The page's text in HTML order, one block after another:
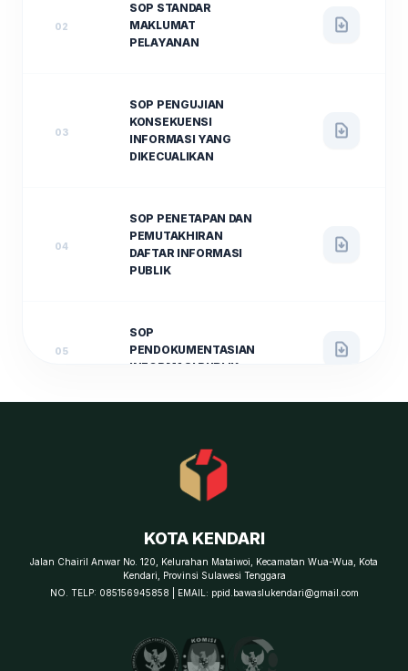
02
SOP STANDAR
MAKLUMAT
PELAYANAN
03
SOP PENGUJIAN
KONSEKUENSI
INFORMASI YANG
DIKECUALIKAN
04
SOP PENETAPAN DAN
PEMUTAKHIRAN
DAFTAR INFORMASI
PUBLIK
05
SOP
PENDOKUMENTASIAN
INFORMASI PUBLIK
INFORMASI MELALUI
AJUDIKASI NON-
07
SOP PENANGANAN
KEBERATAN
INFORMASI PUBLIK
KOTA KENDARI
Jalan Chairil Anwar No. 120, Kelurahan Mataiwoi, Kecamatan Wua-Wua, Kota
Kendari, Provinsi Sulawesi Tenggara
NO. TELP: 085156945858 | EMAIL: ppid.bawaslukendari@gmail.com